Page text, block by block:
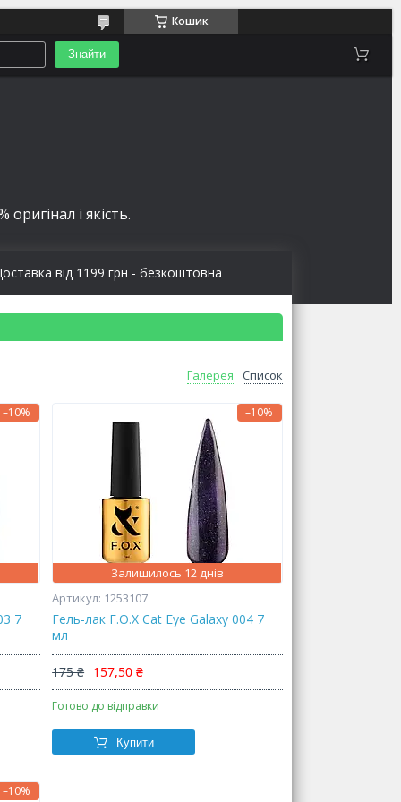
Кошик
Знайти
і якість.
від 1199 грн - безкоштовна
Галерея Список
–10%
7
–10%
Залишилось 12 днів
1253107
Гель-лак F.O.X Cat Eye Galaxy 004 7
мл
175 ₴ 157,50 ₴
Готово до відправки
Купити
–10%